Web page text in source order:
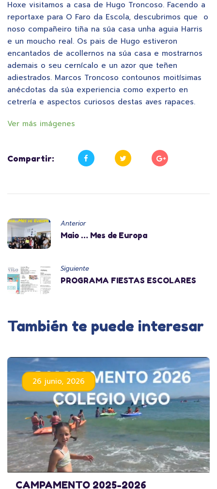
Hoxe visitamos a casa de Hugo Troncoso. Facendo a
reportaxe para O Faro da Escola, descubrimos que o
noso compañeiro tiña na súa casa unha aguia Harris
e un moucho real. Os pais de Hugo estiveron
encantados de acollernos na súa casa e mostrarnos
ademais o seu cernícalo e un azor que teñen
adiestrados. Marcos Troncoso contounos moitísimas
anécdotas da súa experiencia como experto en
cetrería e aspectos curiosos destas aves rapaces.
Ver más imágenes
Compartir:
Anterior
Maio … Mes de Europa
Siguiente
PROGRAMA FIESTAS ESCOLARES
También te puede interesar
26 junio, 2026
CAMPAMENTO 2025-2026